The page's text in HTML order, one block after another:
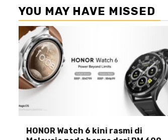
YOU MAY HAVE MISSED
HONOR Watch 6 kini rasmi di